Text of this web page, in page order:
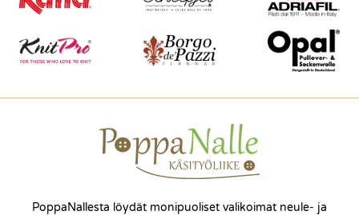
PoppaNallesta löydät monipuoliset valikoimat neule- ja